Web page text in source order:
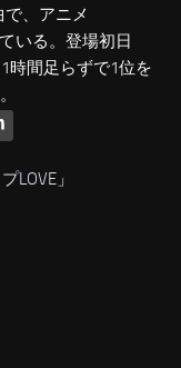
で、アニメ
いる。登場初日
時間足らずで1位を
LOVE 」